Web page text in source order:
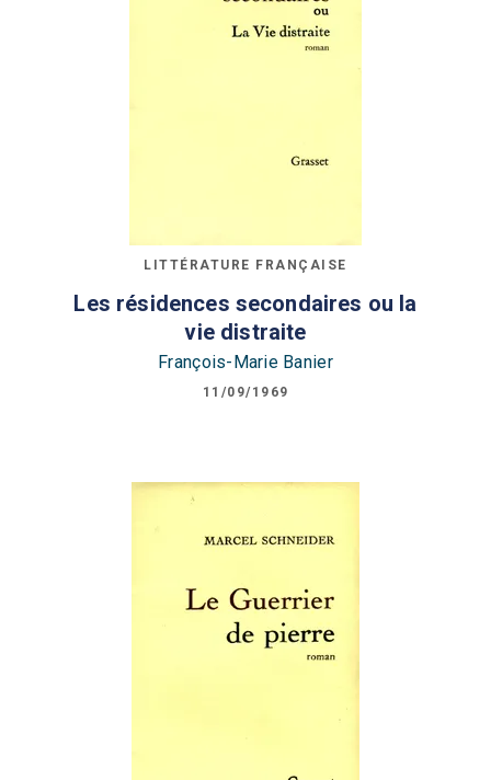
LITTÉRATURE FRANÇAISE
Les résidences secondaires ou la
vie distraite
François-Marie Banier
11/09/1969